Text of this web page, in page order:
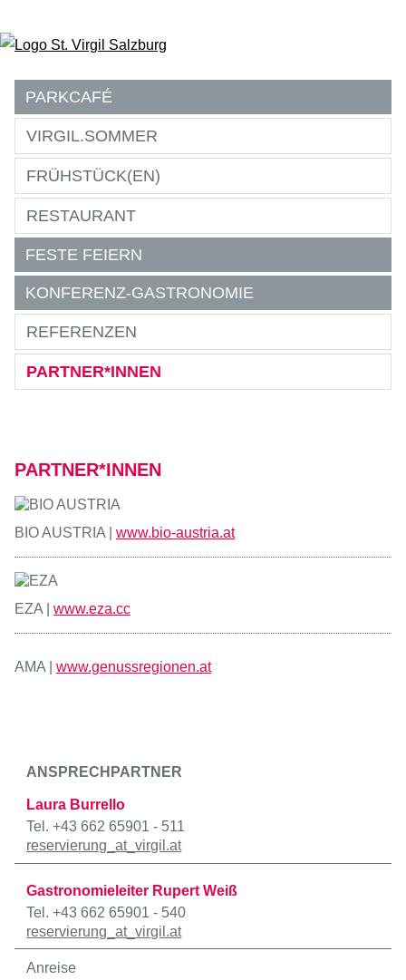
PARKCAFÉ
VIRGIL.SOMMER
FRÜHSTÜCK(EN)
RESTAURANT
FESTE FEIERN
KONFERENZ-GASTRONOMIE
REFERENZEN
PARTNER*INNEN
PARTNER*INNEN
BIO AUSTRIA | www.bio-austria.at
EZA | www.eza.cc
AMA | www.genussregionen.at
ANSPRECHPARTNER
Laura Burrello
Tel. +43 662 65901 - 511
reservierung _at_virgil.at
Gastronomieleiter Rupert Weiß
Tel. +43 662 65901 - 540
reservierung _at_virgil.at
Anreise